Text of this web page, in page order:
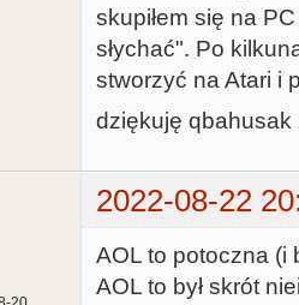
skupiłem się na
słychać". Po
stworzyć na Atari i
dziękuję qbahusak
2022-08-22
AOL to potoczna (i
AOL to był skrót